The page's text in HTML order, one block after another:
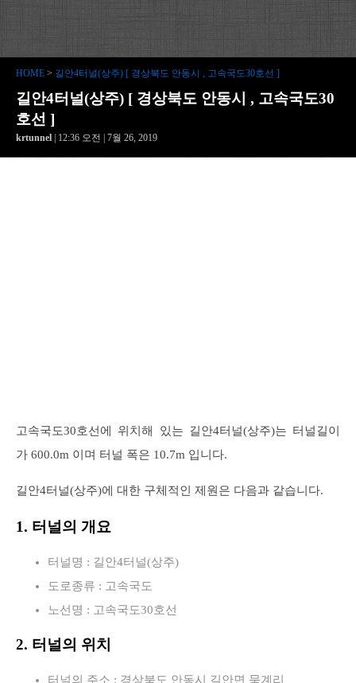
HOME > 길안4터널(상주) [ 경상북도 안동시 , 고속국도30호선 ]
길안4터널(상주) [ 경상북도 안동시 , 고속국도30
호선 ]
krtunnel | 12:36 오전 | 7월 26, 2019
고속국도30호선에 위치해 있는 길안4터널(상주)는 터널길이
가 600.0m 이며 터널 폭은 10.7m 입니다.
길안4터널(상주)에 대한 구체적인 제원은 다음과 같습니다.
1. 터널의 개요
터널명 : 길안4터널(상주)
도로종류 : 고속국도
노선명 : 고속국도30호선
2. 터널의 위치
터널의 주소 : 경상북도 안동시 길안면 묵계리